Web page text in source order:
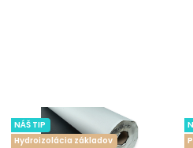
NÁŠ TIP
Hydroizolácia základov